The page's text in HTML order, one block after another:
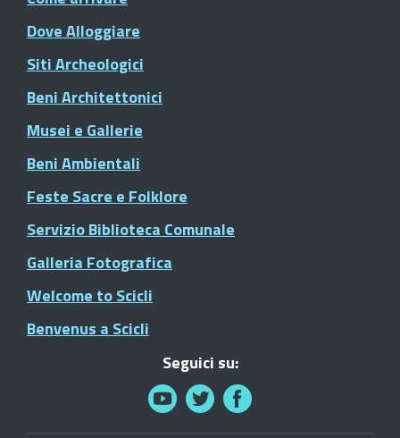
Dove Alloggiare
Siti Archeologici
Beni Architettonici
Musei e Gallerie
Beni Ambientali
Feste Sacre e Folklore
Servizio Biblioteca Comunale
Galleria Fotografica
Welcome to Scicli
Benvenus a Scicli
Seguici su: